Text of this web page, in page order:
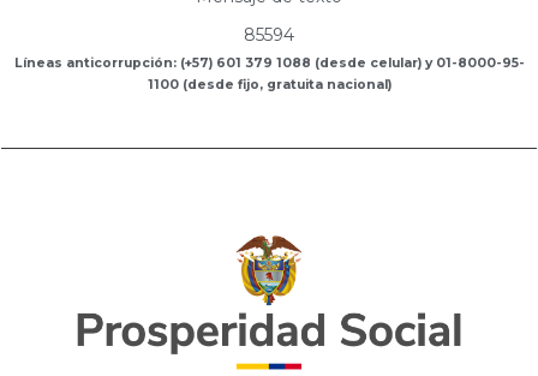
85594
Líneas anticorrupción: (+57) 601 379 1088 (desde celular) y 01-8000-95-
1100 (desde fijo, gratuita nacional)